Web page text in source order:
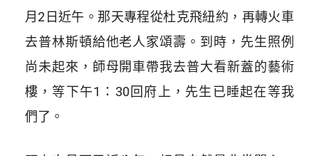
月2日近午。那天專程從杜克飛紐約，再轉火車
去普林斯頓給他老人家頌壽。到時，先生照例
尚未起來，師母開車帶我去普大看新蓋的藝術
樓，等下午1：30回府上，先生已睡起在等我
們了。